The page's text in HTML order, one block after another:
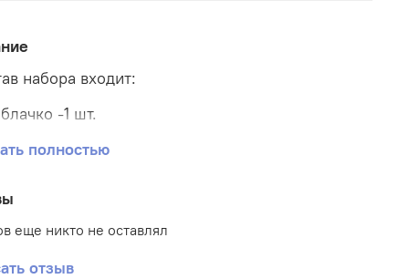
набора входит:
-1 шт.
стеклянный "Любимая спасибо за
из 7 шаров (2 фольгированных сердца+5
1 шт.
полностью
еще никто не оставлял
отзыв